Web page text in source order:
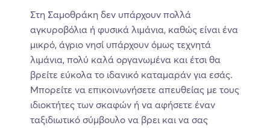
Στη Σαμοθράκη δεν υπάρχουν πολλά
αγκυροβόλια ή φυσικά λιμάνια, καθώς είναι ένα
μικρό, άγριο νησί υπάρχουν όμως τεχνητά
λιμάνια, πολύ καλά οργανωμένα και έτσι θα
βρείτε εύκολα το ιδανικό καταμαράν για εσάς.
Μπορείτε να επικοινωνήσετε απευθείας με τους
ιδιοκτήτες των σκαφών ή να αφήσετε έναν
ταξιδιωτικό σύμβουλο να βρει και να σας